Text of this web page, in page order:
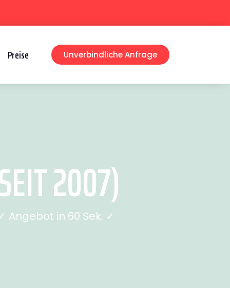
Preise Unverbindliche Anfrage
2007)
Angebot in 60 Sek. ✓